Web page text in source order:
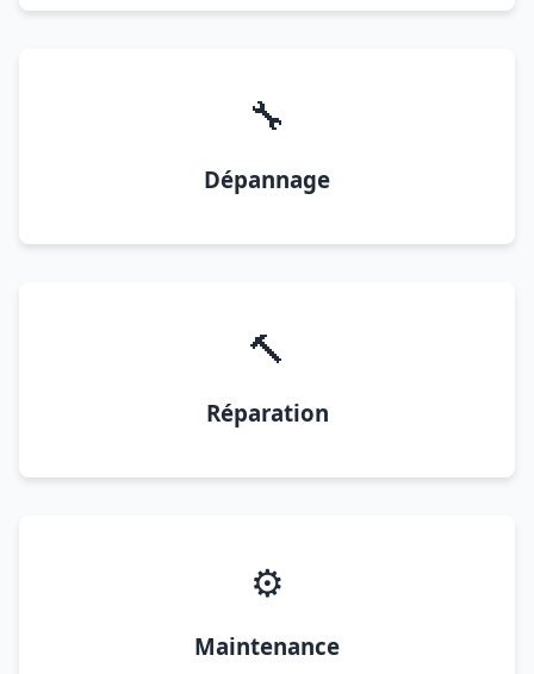
🔧
Dépannage
🔨
Réparation
⚙️
Maintenance